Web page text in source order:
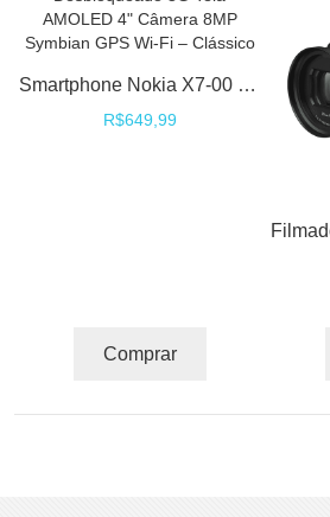
Smartphone Nokia X7-00 Desbloqueado 3G Tela AMOLED 4" Câmera 8MP Symbian GPS Wi-Fi – Clássico
R$649,99
Comprar